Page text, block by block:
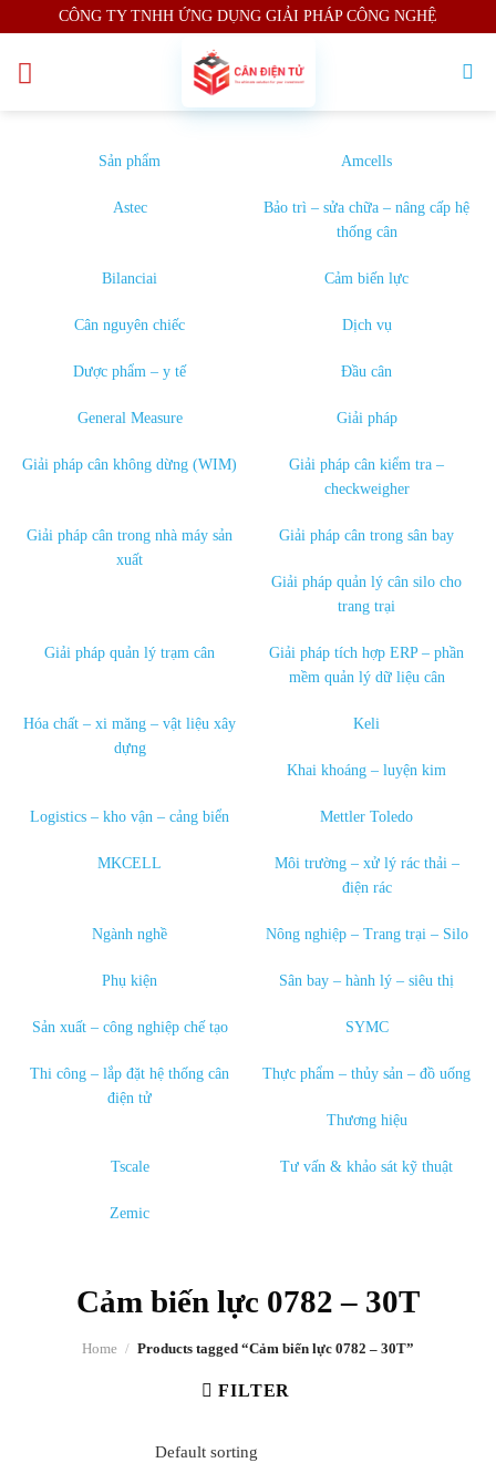
content
CÔNG TY TNHH ỨNG DỤNG GIẢI PHÁP CÔNG NGHỆ
Sản phẩm Amcells
Astec
Bảo trì – sửa chữa – nâng cấp hệ
thống cân
Bilanciai Cảm biến lực
Cân nguyên chiếc Dịch vụ
Dược phẩm – y tế Đầu cân
General Measure Giải pháp
Giải pháp cân không dừng (WIM)
Giải pháp cân kiểm tra –
checkweigher
Giải pháp cân trong nhà máy sản
xuất
Giải pháp cân trong sân bay
Giải pháp quản lý cân silo cho
trang trại
Giải pháp quản lý trạm cân
Giải pháp tích hợp ERP – phần
mềm quản lý dữ liệu cân
Hóa chất – xi măng – vật liệu xây
dựng
Keli
Khai khoáng – luyện kim
Logistics – kho vận – cảng biển Mettler Toledo
MKCELL
Môi trường – xử lý rác thải –
điện rác
Ngành nghề Nông nghiệp – Trang trại – Silo
Phụ kiện Sân bay – hành lý – siêu thị
Sản xuất – công nghiệp chế tạo SYMC
Thi công – lắp đặt hệ thống cân
điện tử
Thực phẩm – thủy sản – đồ uống
Thương hiệu
Tscale Tư vấn & khảo sát kỹ thuật
Zemic
Cảm biến lực 0782 – 30T
Home / Products tagged “Cảm biến lực 0782 – 30T”
FILTER